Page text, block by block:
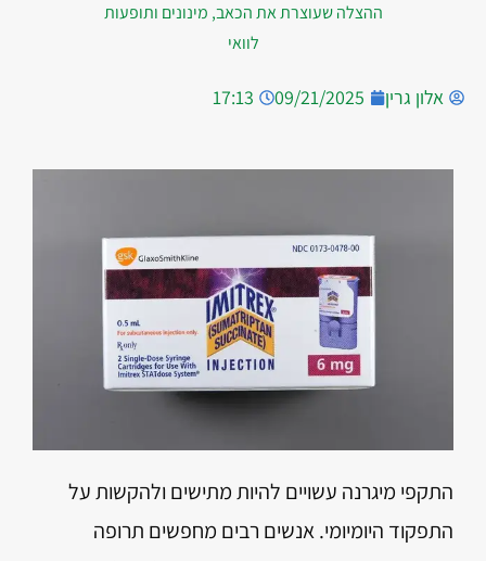
ההצלה שעוצרת את הכאב, מינונים ותופעות
לוואי
אלון גרין 09/21/2025
17:13
התקפי מיגרנה עשויים להיות מתישים ולהקשות על
התפקוד היומיומי. אנשים רבים מחפשים תרופה